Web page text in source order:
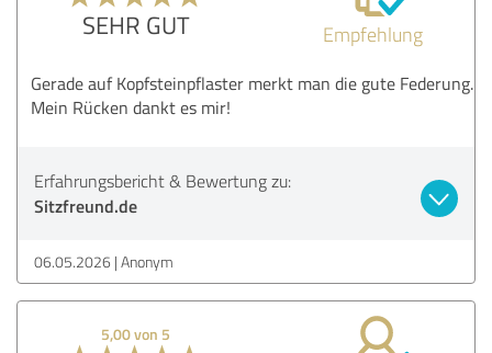
SEHR GUT Empfehlung
Gerade auf Kopfsteinpflaster merkt man die gute Federung.
Mein Rücken dankt es mir!
Erfahrungsbericht & Bewertung zu:
Sitzfreund.de
06.05.2026 Anonym
5,00 von 5